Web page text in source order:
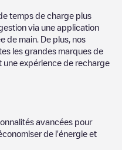
temps de charge plus
via une application
de main. De plus, nos
les grandes marques de
expérience de recharge
avancées pour
de l'énergie et